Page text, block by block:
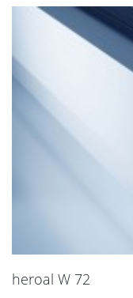
heroal W 72